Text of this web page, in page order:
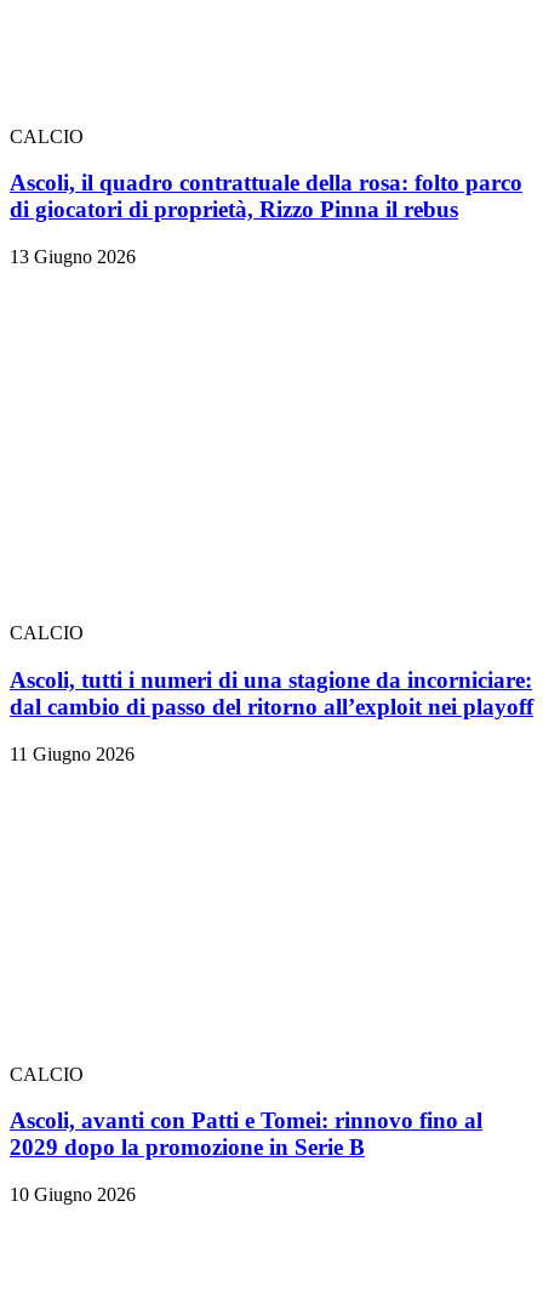
CALCIO
Ascoli, il quadro contrattuale della rosa: folto parco
di giocatori di proprietà, Rizzo Pinna il rebus
13 Giugno 2026
CALCIO
Ascoli, tutti i numeri di una stagione da incorniciare:
dal cambio di passo del ritorno all’exploit nei playoff
11 Giugno 2026
CALCIO
Ascoli, avanti con Patti e Tomei: rinnovo fino al
2029 dopo la promozione in Serie B
10 Giugno 2026